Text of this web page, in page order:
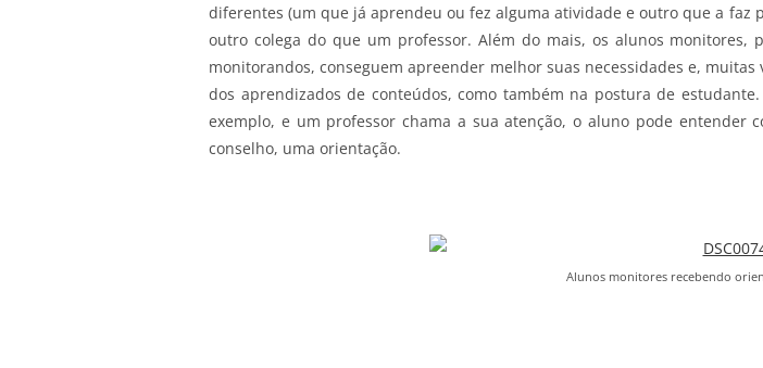
diferentes (um que já aprendeu ou fez alguma atividade e outro que a
outro colega do que um professor. Além do mais, os alunos monitores,
monitorandos, conseguem apreender melhor suas necessidades e,
dos aprendizados de conteúdos, como também na postura de
exemplo, e um professor chama a sua atenção, o aluno pode entender
conselho, uma orientação.
Alunos monitores recebendo